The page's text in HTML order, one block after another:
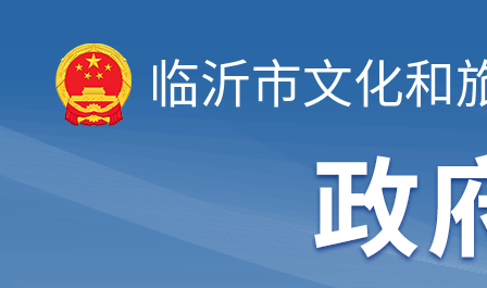
临沂市文化和